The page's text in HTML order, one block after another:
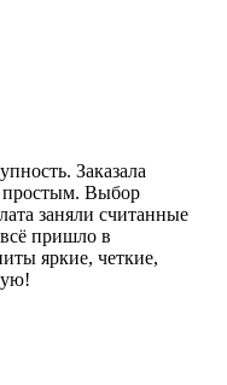
Заказала
простым. Выбор
заняли считанные
пришло в
яркие, четкие,